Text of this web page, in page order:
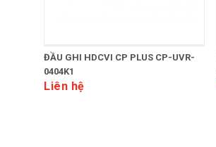
ĐẦU GHI HDCVI CP PLUS CP-UVR-
0404K1
Liên hệ